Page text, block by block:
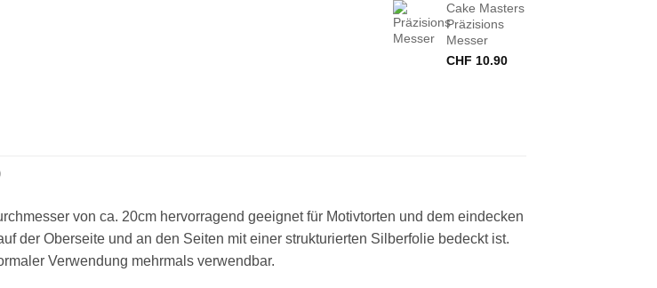
Cake Masters
Präzisions
Messer
CHF 10.90
von ca. 20cm hervorragend geeignet für Motivtorten und dem eindecken
der Oberseite und an den Seiten mit einer strukturierten Silberfolie bedeckt ist.
Verwendung mehrmals verwendbar.